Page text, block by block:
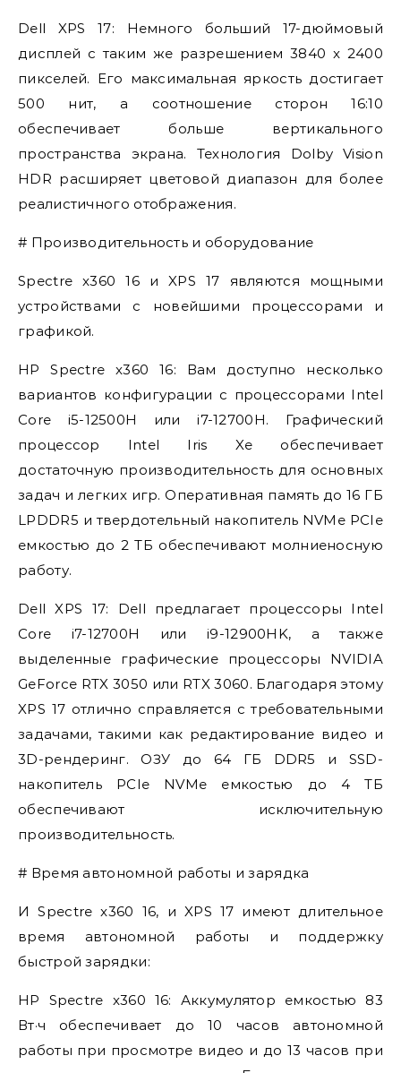
Dell XPS 17: Немного больший 17-дюймовый
дисплей с таким же разрешением 3840 x 2400
пикселей. Его максимальная яркость достигает
500 нит, а соотношение сторон 16:10
обеспечивает больше вертикального
пространства экрана. Технология Dolby Vision
HDR расширяет цветовой диапазон для более
реалистичного отображения.
# Производительность и оборудование
Spectre x360 16 и XPS 17 являются мощными
устройствами с новейшими процессорами и
графикой.
HP Spectre x360 16: Вам доступно несколько
вариантов конфигурации с процессорами Intel
Core i5-12500H или i7-12700H. Графический
процессор Intel Iris Xe обеспечивает
достаточную производительность для основных
задач и легких игр. Оперативная память до 16 ГБ
LPDDR5 и твердотельный накопитель NVMe PCIe
емкостью до 2 ТБ обеспечивают молниеносную
работу.
Dell XPS 17: Dell предлагает процессоры Intel
Core i7-12700H или i9-12900HK, а также
выделенные графические процессоры NVIDIA
GeForce RTX 3050 или RTX 3060. Благодаря этому
XPS 17 отлично справляется с требовательными
задачами, такими как редактирование видео и
3D-рендеринг. ОЗУ до 64 ГБ DDR5 и SSD-
накопитель PCIe NVMe емкостью до 4 ТБ
обеспечивают исключительную
производительность.
# Время автономной работы и зарядка
И Spectre x360 16, и XPS 17 имеют длительное
время автономной работы и поддержку
быстрой зарядки:
HP Spectre x360 16: Аккумулятор емкостью 83
Вт·ч обеспечивает до 10 часов автономной
работы при просмотре видео и до 13 часов при